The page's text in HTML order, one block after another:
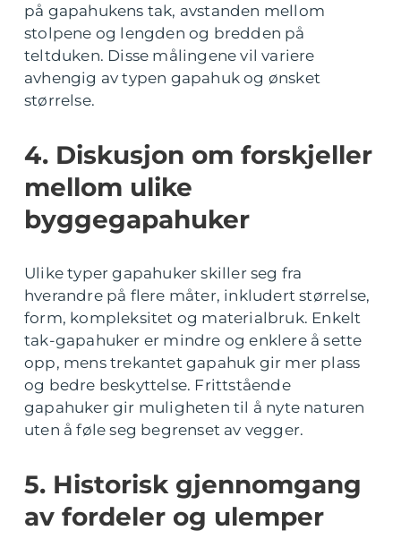
på gapahukens tak, avstanden mellom
stolpene og lengden og bredden på
teltduken. Disse målingene vil variere
avhengig av typen gapahuk og ønsket
størrelse.
4. Diskusjon om forskjeller
mellom ulike
byggegapahuker
Ulike typer gapahuker skiller seg fra
hverandre på flere måter, inkludert størrelse,
form, kompleksitet og materialbruk. Enkelt
tak-gapahuker er mindre og enklere å sette
opp, mens trekantet gapahuk gir mer plass
og bedre beskyttelse. Frittstående
gapahuker gir muligheten til å nyte naturen
uten å føle seg begrenset av vegger.
5. Historisk gjennomgang
av fordeler og ulemper